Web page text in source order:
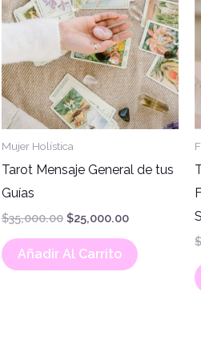
Mujer Holística
Tarot Mensaje General de tus
Guías
$35,000.00 $25,000.00
Añadir Al Carrito